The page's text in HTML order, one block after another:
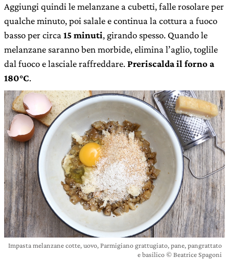
Aggiungi quindi le melanzane a cubetti, falle rosolare per
qualche minuto, poi salale e continua la cottura a fuoco
basso per circa 15 minuti, girando spesso. Quando le
melanzane saranno ben morbide, elimina l’aglio, toglile
dal fuoco e lasciale raffreddare.Preriscalda il forno a
180°C.
Impasta melanzane cotte, uovo, Parmigiano grattugiato, pane, pangrattato
e basilico © Beatrice Spagoni